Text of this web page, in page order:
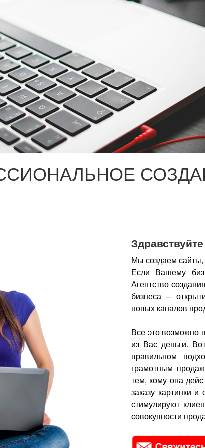
Мы создаем сайты,
Если Вашему
Агентство
бизнеса –
новых каналов
Все это возможно
из Вас деньги.
правильном
грамотным
тем, кому она
заказу картинки
стимулируют
совокупности